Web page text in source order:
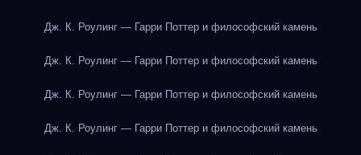
Дж. К. Роулинг — Гарри Поттер и философский камень
Дж. К. Роулинг — Гарри Поттер и философский камень
Дж. К. Роулинг — Гарри Поттер и философский камень
Дж. К. Роулинг — Гарри Поттер и философский камень